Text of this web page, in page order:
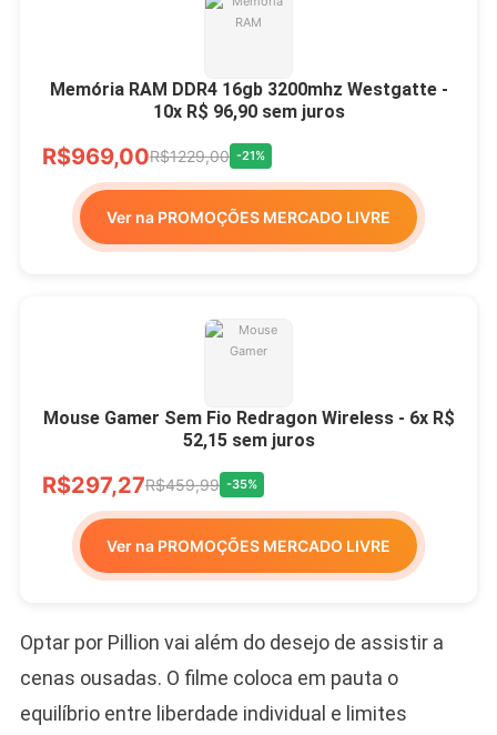
Memória RAM DDR4 16gb 3200mhz Westgatte -
10x R$ 96,90 sem juros
R$969,00R$1229,00 -21%
Ver na PROMOÇÕES MERCADO LIVRE
Mouse Gamer Sem Fio Redragon Wireless - 6x R$
52,15 sem juros
R$297,27R$459,99 -35%
Ver na PROMOÇÕES MERCADO LIVRE
Optar por Pillion vai além do desejo de assistir a
cenas ousadas. O filme coloca em pauta o
equilíbrio entre liberdade individual e limites